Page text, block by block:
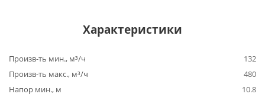
Характеристики
Произв-ть мин., м³/ч
132
Произв-ть макс., м³/ч
480
Напор мин., м
10.8